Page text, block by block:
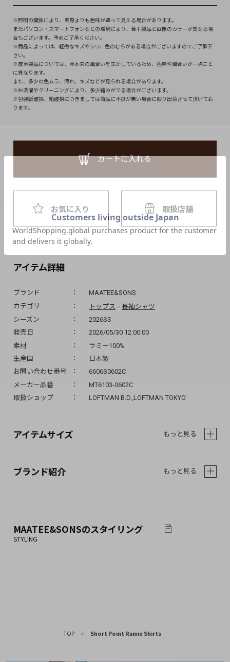
※照明の関係により、実際よりも色味が違って見える場合があります。
またパソコン・スマートフォンなどの環境により、若干製品と画像のカラーが異なる場
合もございます。予めご了承ください。
※商品によっては、軽微なキズやシワ、色のむらがある場合がございますのでご了承下
さい。
※皮革製品については、革本来の風合いを生かしているため、色味や風合いが一点ごと
に異なります。
また、多少の色ムラ、汚れ、キズなどが見られる場合があります。
※お洗濯やクリーニングにより、多少縮みがでる場合がございます。
※包装紙破損、箱破損につきましては商品に不良が無い場合に限り出荷させて頂いてお
ります。
カートに入れる
お気に入り 取扱店舗
アイテム詳細
ブランド
MAATEE&SONS
カテゴリ
トップス >長袖シャツ
シーズン
2026SS
発売日
2026/05/30 12:00:00
素材
ラミー100%
生産国
日本製
お問い合わせ番号
6606S0602C
メーカー品番
MT6103-0602C
取扱ショップ
LOFTMAN B.D.,LOFTMAN TOKYO
アイテムサイズ もっと見る
ブランド紹介 もっと見る
MAATEE&SONSのスタイリング
TOP > Short Point Ramie Shirts